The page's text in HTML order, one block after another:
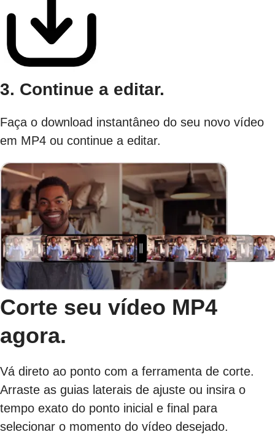
3. Continue a editar.
Faça o download instantâneo do seu novo vídeo
em MP4 ou continue a editar.
Corte seu vídeo MP4
agora.
Vá direto ao ponto com a ferramenta de corte.
Arraste as guias laterais de ajuste ou insira o
tempo exato do ponto inicial e final para
selecionar o momento do vídeo desejado.